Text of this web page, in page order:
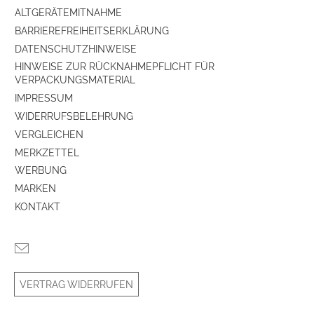
Lautsprechergehäuse Surround
Nenn-Belastbarkeit (W) 60
Anzahl Mitteltöner
System bestehend aus:
Anzahl der Lautsprecherboxen
Dolby Atmos Zusatzlautsprecher
ALTGERÄTEMITNAHME
BARRIEREFREIHEITSERKLÄRUNG
DATENSCHUTZHINWEISE
HINWEISE ZUR RÜCKNAHMEPFLICHT FÜR
VERPACKUNGSMATERIAL
IMPRESSUM
WIDERRUFSBELEHRUNG
VERGLEICHEN
MERKZETTEL
WERBUNG
MARKEN
KONTAKT
VERTRAG WIDERRUFEN